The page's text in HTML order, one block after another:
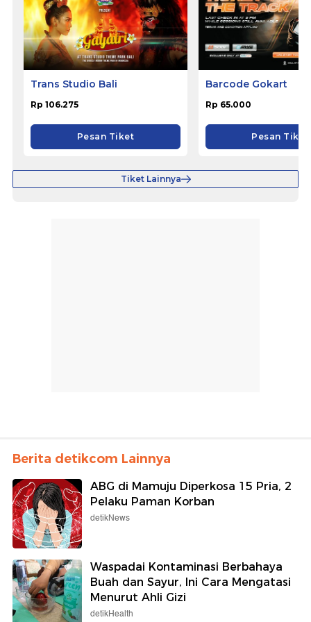
Trans Studio Bali
Rp 106.275
Pesan Tiket
Barcode Gokart
Rp 65.000
Pesan Tiket
Tiket Lainnya
Berita detikcom Lainnya
ABG di Mamuju Diperkosa 15 Pria, 2
Pelaku Paman Korban
detikNews
Waspadai Kontaminasi Berbahaya
Buah dan Sayur, Ini Cara Mengatasi
Menurut Ahli Gizi
detikHealth